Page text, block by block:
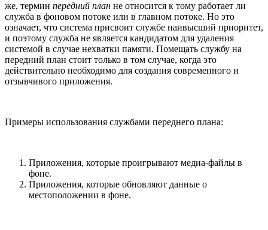
же, термин передний план не относится к тому работает ли
служба в фоновом потоке или в главном потоке. Но это
означает, что система присвоит службе наивысший приоритет,
и поэтому служба не является кандидатом для удаления
системой в случае нехватки памяти. Помещать службу на
передний план стоит только в том случае, когда это
действительно необходимо для создания современного и
отзывчивого приложения.
Примеры использования службами переднего плана:
Приложения, которые проигрывают медиа-файлы в
фоне.
Приложения, которые обновляют данные о
местоположении в фоне.